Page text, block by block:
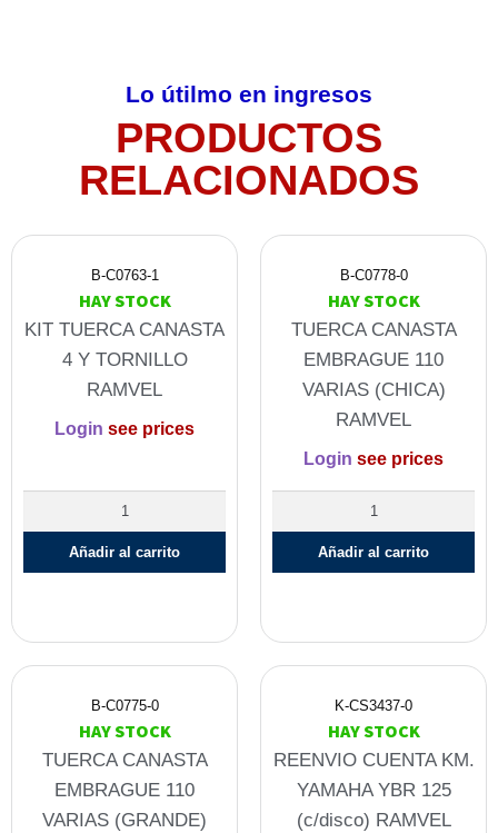
Lo útilmo en ingresos
PRODUCTOS
RELACIONADOS
B-C0763-1
HAY STOCK
KIT TUERCA CANASTA
4 Y TORNILLO
RAMVEL
Login see prices
Añadir al carrito
B-C0778-0
HAY STOCK
TUERCA CANASTA
EMBRAGUE 110
VARIAS (CHICA)
RAMVEL
Login see prices
Añadir al carrito
B-C0775-0
HAY STOCK
TUERCA CANASTA
EMBRAGUE 110
VARIAS (GRANDE)
K-CS3437-0
HAY STOCK
REENVIO CUENTA KM.
YAMAHA YBR 125
(c/disco) RAMVEL